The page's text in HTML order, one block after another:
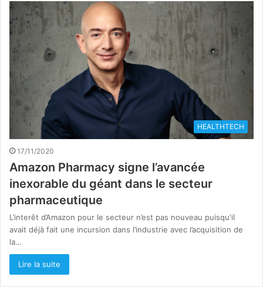
HEALTHTECH
17/11/2020
Amazon Pharmacy signe l’avancée
inexorable du géant dans le secteur
pharmaceutique
L’interêt d’Amazon pour le secteur n’est pas nouveau puisqu'il
avait déjà fait une incursion dans l’industrie avec l’acquisition de
la…
Lire la suite